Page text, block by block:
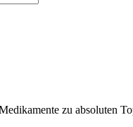
zu absoluten